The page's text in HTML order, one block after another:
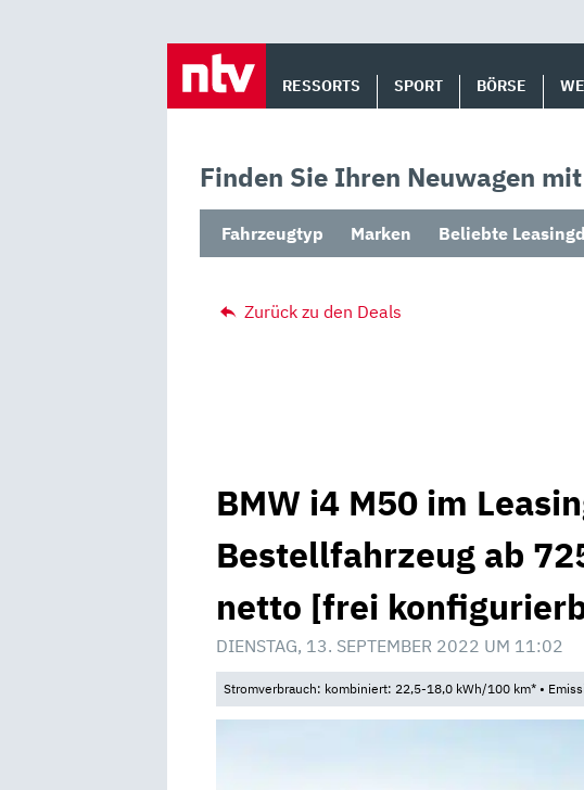
RESSORTS SPORT BÖRSE
Finden Sie Ihren Neuwagen
Fahrzeugtyp Marken Beliebte
Zurück zu den Deals
BMW i4 M50 im
Bestellfahrzeug ab
netto [frei
DIENSTAG, 13. SEPTEMBER 2022 UM 11:02
Stromverbrauch: kombiniert: 22,5-18,0 kWh/100 km* •